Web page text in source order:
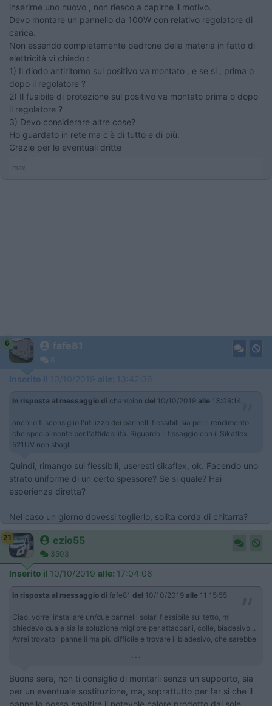
inserirne uno nuovo , non riesco a capirne il motivo.
Devo montare un pannello da 100W con relativo regolatore di
carica.
Non essendo completamente padrone della materia in fatto di
elettricità vi chiedo :
1) Il diodo antiritorno sul positivo va montato , e se si , prima o
dopo il regolatore ?
2) Il fusibile di protezione sul positivo va montato prima o dopo
il regolatore ?
3) Devo considerare altre cose?
Ho guardato in rete ma c'è di tutto e di più.
Grazie per le eventuali dritte
max
6 fafe81
8
Inserito il 10/10/2019 alle: 13:42:36
In risposta al messaggio di champion del 10/10/2019 alle 13:09:14
anch'io ti sconsiglio l'utilizzo dei pannelli flessibili sia per il rendimento
che specialmente per l'affidabilità. Riguardo il fissaggio con il Sikaflex
521UV non sbagli
Quindi, rimango sui flessibili, useresti sikaflex, ok. Facendo uno
strato uniforme di un certo spessore? Se si quale? Hai
esperienza diretta?
Nel caso un giorno dovessi toglierlo, solita corda di chitarra?
21 ezio55
3503
Inserito il 10/10/2019 alle: 17:04:06
In risposta al messaggio di fafe81 del 10/10/2019 alle 11:15:55
Ciao, vorrei installare un/due pannelli solari flessibile sul tetto, mi
chiedevo quale sia la soluzione migliore per attaccarli, colle, biadesivo...
Avrei trovato i pannelli ma più difficile e trovare il biadesivo, che sarebbe
...
Buona sera, non ti consiglio di montarli senza un supporto, sia
per un eventuale sostituzione, ma, soprattutto per far si che il
pannello possa smaltire il notevole calore prodotto dal sole.